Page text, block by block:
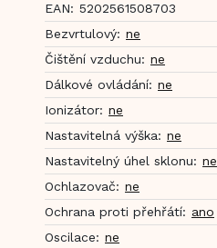
EAN: 5202561508703
Bezvrtulový: ne
Čištění vzduchu: ne
Dálkové ovládání: ne
Ionizátor: ne
Nastavitelná výška: ne
Nastavitelný úhel sklonu: ne
Ochlazovač: ne
Ochrana proti přehřátí: ano
Oscilace: ne